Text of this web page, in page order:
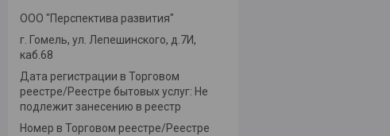
ООО "Перспектива развития"
г. Гомель, ул. Лепешинского, д.7И,
каб.68
Дата регистрации в Торговом
реестре/Реестре бытовых услуг: Не
подлежит занесению в реестр
Номер в Торговом реестре/Реестре